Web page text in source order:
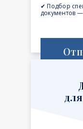
✔ Подбор
документов